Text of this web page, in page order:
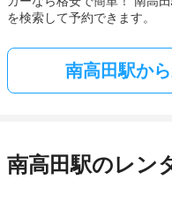
を検索して予約できます。
南高田駅か
南高田駅のレン